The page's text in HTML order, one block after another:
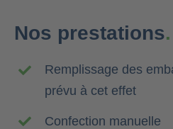
Nos prestations.
Remplissage des
prévu à cet effet
Confection manuelle